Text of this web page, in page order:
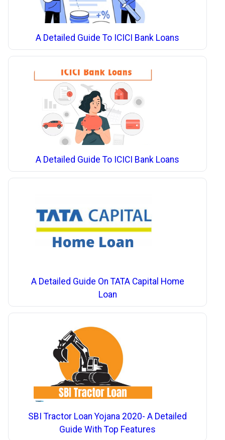
A Detailed Guide To ICICI Bank Loans
A Detailed Guide To ICICI Bank Loans
A Detailed Guide On TATA Capital Home
Loan
SBI Tractor Loan Yojana 2020- A Detailed
Guide With Top Features